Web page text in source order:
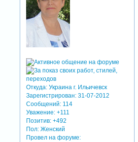
Откуда: Украина г. Ильичевск
Зарегистрирован: 31-07-2012
Сообщений: 114
Уважение: +111
Позитив: +492
Пол: Женский
Провел на форуме: